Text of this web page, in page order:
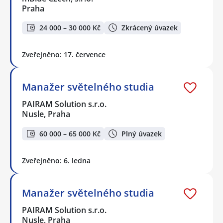
Praha
24 000 – 30 000 Kč Zkrácený úvazek
Zveřejněno: 17. července
Manažer světelného studia
PAIRAM Solution s.r.o.
Nusle, Praha
60 000 – 65 000 Kč Plný úvazek
Zveřejněno: 6. ledna
Manažer světelného studia
PAIRAM Solution s.r.o.
Nusle, Praha